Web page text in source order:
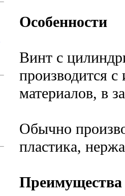
Особенности
Винт с
производится
материалов, в
Обычно
пластика,
Преимущества